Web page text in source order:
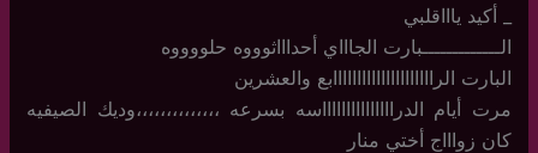
_ أكيد ياااقلبي
الـــــــــــــبارت الجاااي أحداااثوووه حلووووه
البارت الرااااااااااااااااااااابع والعشرين
مرت أيام الدراااااااااااااااسه بسرعه ،،،،،،،،،،،،،،وديك الصيفيه
كان زواااج أختي منار